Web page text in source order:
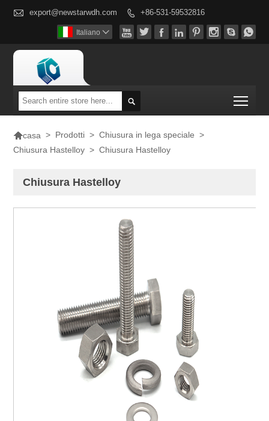
 export@newstarwdh.com  +86-531-59532816
       
Italiano 

casa > Prodotti > Chiusura in lega speciale >
Chiusura Hastelloy > Chiusura Hastelloy
Chiusura Hastelloy